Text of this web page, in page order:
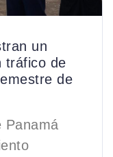
un
tráfico de
de
Panamá